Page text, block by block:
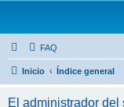
FAQ
Inicio Índice general
El administrador del